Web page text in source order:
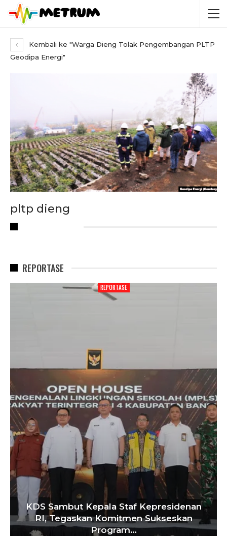
Kembali ke "Warga Dieng Tolak Pengembangan PLTP
Geodipa Energi"
pltp dieng
REPORTASE
Tebang 10 Pohon Tanpa Izin
Penyegelan Videotron,
Bandung…